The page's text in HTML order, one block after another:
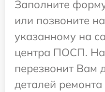
Заполните
или позвоните
указанному на
центра ПОСП.
перезвонит Вам
деталей